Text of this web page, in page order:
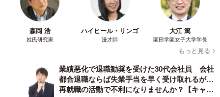
森岡 浩
姓氏研究家
ハイヒール・リンゴ
漫才師
大江 篤
園田学園女子大学学長
もっと見る
業績悪化で退職勧奨を受けた30代会社員 会社
都合退職ならば失業手当を早く受け取れるが…
再就職の活動で不利になりませんか？【キャリ